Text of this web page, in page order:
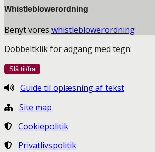
Whistleblowerordning
Benyt vores whistleblowerordning
Dobbeltklik for adgang med tegn:
Guide til oplæsning af tekst
Site map
Cookiepolitik
Privatlivspolitik